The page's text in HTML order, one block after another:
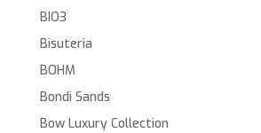
BIO3
Bisuteria
BOHM
Bondi Sands
Bow Luxury Collection